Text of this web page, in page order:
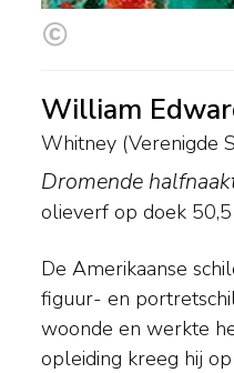
William
Whitney (Verenigde
Dromende
olieverf op doek 50,5
De Amerikaanse
figuur- en
woonde en werkte
opleiding kreeg hij
Parijs. Daar
Laurens. In zijn
Duitsland en Holland.
Art Academy of